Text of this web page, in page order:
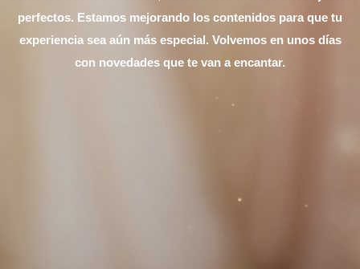
perfectos. Estamos mejorando los contenidos para que tu
experiencia sea aún más especial. Volvemos en unos días
con novedades que te van a encantar.